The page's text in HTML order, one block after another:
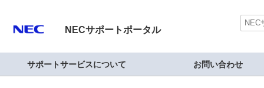
NECサポートポータル
サポートサービスについて お問い合わせ